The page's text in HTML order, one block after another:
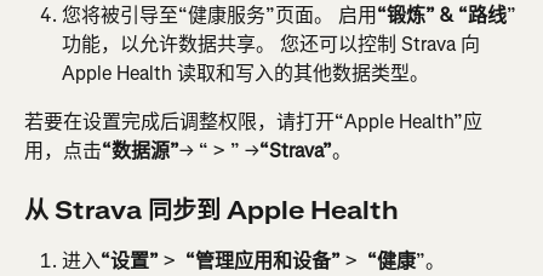
您将被引导至“健康服务”页面。 启用“锻炼” & “路线”
功能，以允许数据共享。 您还可以控制 Strava 向
Apple Health 读取和写入的其他数据类型。
若要在设置完成后调整权限，请打开“Apple Health”应
用，点击“数据源”→ “ > ” →“Strava”。
从 Strava 同步到 Apple Health
进入“设置” > “管理应用和设备” > “健康”。